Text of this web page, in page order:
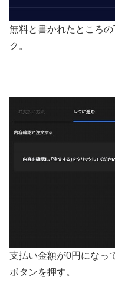
無料と書かれたところ
ク。
支払い金額が0円になっ
ボタンを押す。